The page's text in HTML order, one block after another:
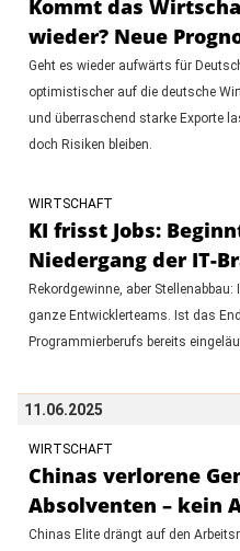
Kommt das
wieder? Neue
Geht es wieder aufwärts für
optimistischer auf die deutsche
und überraschend starke Exporte
doch Risiken bleiben.
WIRTSCHAFT
KI frisst Jobs:
Niedergang der IT-
Rekordgewinne, aber
ganze Entwicklerteams. Ist das
Programmierberufs bereits
11.06.2025
WIRTSCHAFT
Chinas verlorene
Absolventen – kein
Chinas Elite drängt auf den